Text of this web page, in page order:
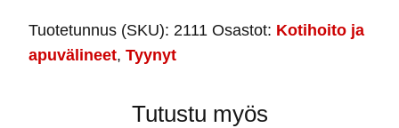
Tuotetunnus (SKU): 2111 Osastot: Kotihoito ja
apuvälineet, Tyynyt
Tutustu myös